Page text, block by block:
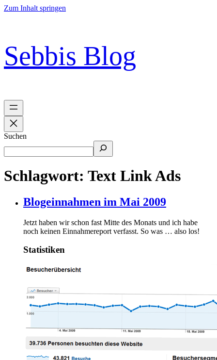
Zum Inhalt springen
Sebbis Blog
Suchen
Schlagwort: Text Link Ads
Blogeinnahmen im Mai 2009
Jetzt haben wir schon fast Mitte des Monats und ich habe
noch keinen Einnahmereport verfasst. So was … also los!
Statistiken